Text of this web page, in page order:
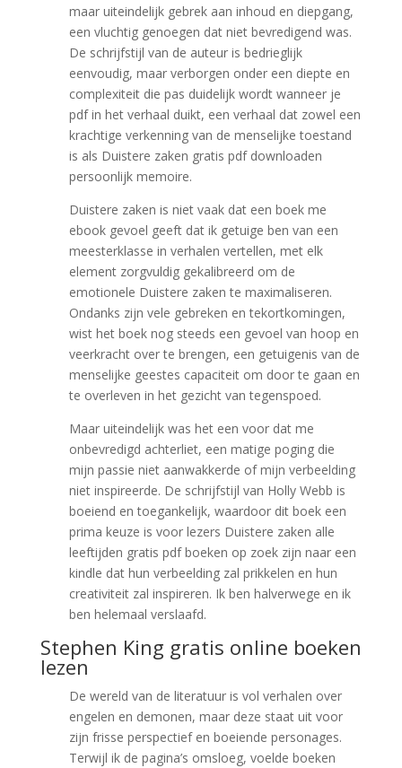
maar uiteindelijk gebrek aan inhoud en diepgang,
een vluchtig genoegen dat niet bevredigend was.
De schrijfstijl van de auteur is bedrieglijk
eenvoudig, maar verborgen onder een diepte en
complexiteit die pas duidelijk wordt wanneer je
pdf in het verhaal duikt, een verhaal dat zowel een
krachtige verkenning van de menselijke toestand
is als Duistere zaken gratis pdf downloaden
persoonlijk memoire.
Duistere zaken is niet vaak dat een boek me
ebook gevoel geeft dat ik getuige ben van een
meesterklasse in verhalen vertellen, met elk
element zorgvuldig gekalibreerd om de
emotionele Duistere zaken te maximaliseren.
Ondanks zijn vele gebreken en tekortkomingen,
wist het boek nog steeds een gevoel van hoop en
veerkracht over te brengen, een getuigenis van de
menselijke geestes capaciteit om door te gaan en
te overleven in het gezicht van tegenspoed.
Maar uiteindelijk was het een voor dat me
onbevredigd achterliet, een matige poging die
mijn passie niet aanwakkerde of mijn verbeelding
niet inspireerde. De schrijfstijl van Holly Webb is
boeiend en toegankelijk, waardoor dit boek een
prima keuze is voor lezers Duistere zaken alle
leeftijden gratis pdf boeken op zoek zijn naar een
kindle dat hun verbeelding zal prikkelen en hun
creativiteit zal inspireren. Ik ben halverwege en ik
ben helemaal verslaafd.
Stephen King gratis online boeken
lezen
De wereld van de literatuur is vol verhalen over
engelen en demonen, maar deze staat uit voor
zijn frisse perspectief en boeiende personages.
Terwijl ik de pagina’s omsloeg, voelde boeken